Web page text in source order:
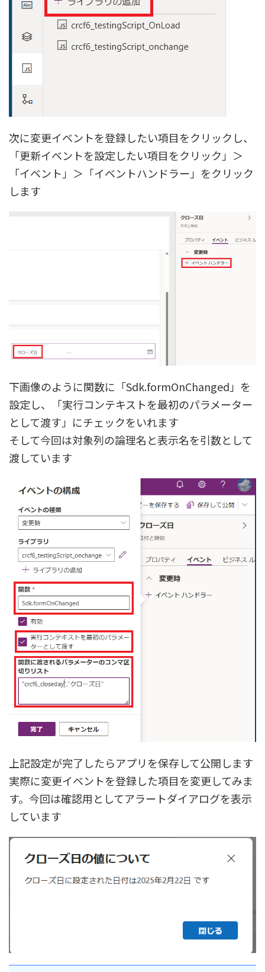
次に変更イベントを登録したい項目をクリックし、
「更新イベントを設定したい項目をクリック」＞
「イベント」＞「イベントハンドラー」をクリック
します
下画像のように関数に「Sdk.formOnChanged」を
設定し、「実行コンテキストを最初のパラメーター
として渡す」にチェックをいれます
そして今回は対象列の論理名と表示名を引数として
渡しています
上記設定が完了したらアプリを保存して公開します
実際に変更イベントを登録した項目を変更してみま
す。今回は確認用としてアラートダイアログを表示
しています